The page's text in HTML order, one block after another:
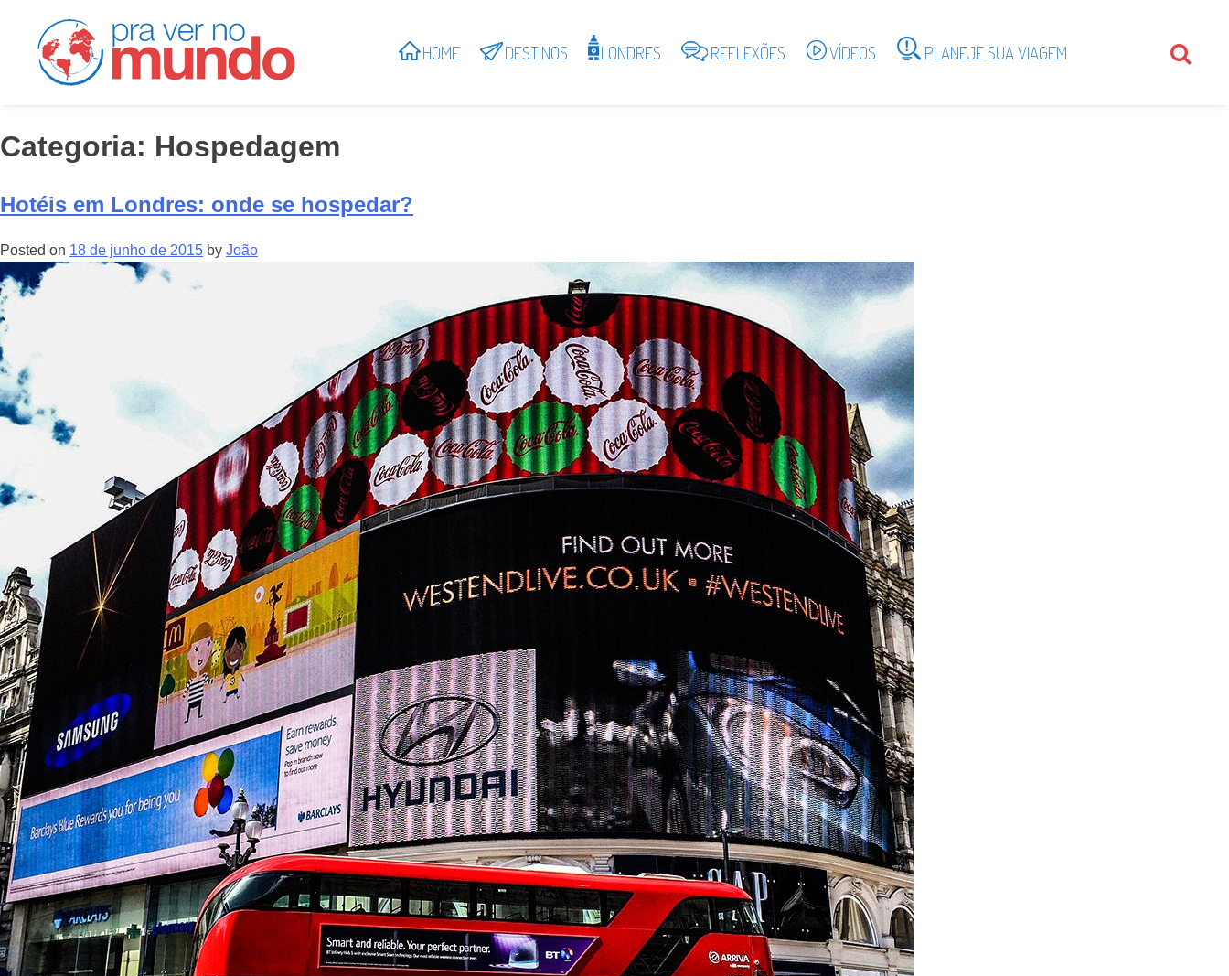
HOME DESTINOS LONDRES REFLEXÕES VÍDEOS PLANEJE SUA VIAGEM
Categoria: Hospedagem
Hotéis em Londres: onde se hospedar?
Posted on 18 de junho de 2015 by João